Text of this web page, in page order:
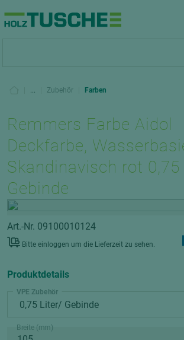
... Zubehör Farben
Remmers Farbe Aidol
Deckfarbe,
Skandinavisch rot
Gebinde
Art.-Nr. 09100010124
Bitte einloggen um die Lieferzeit zu sehen.
Produktdetails
VPE Zubehör
Breite (mm)